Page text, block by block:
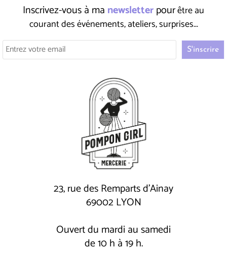
Inscrivez-vous à ma newsletterpourêtre au
courant des événements, ateliers, surprises...
23, rue des Remparts d'Ainay
69002 LYON
Ouvert du mardi au samedi
de 10 h à 19 h.